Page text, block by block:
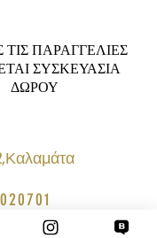
ΤΙΣ ΠΑΡΑΓΓΕΛΙΕΣ
ΣΥΣΚΕΥΑΣΙΑ
ΔΩΡΟΥ